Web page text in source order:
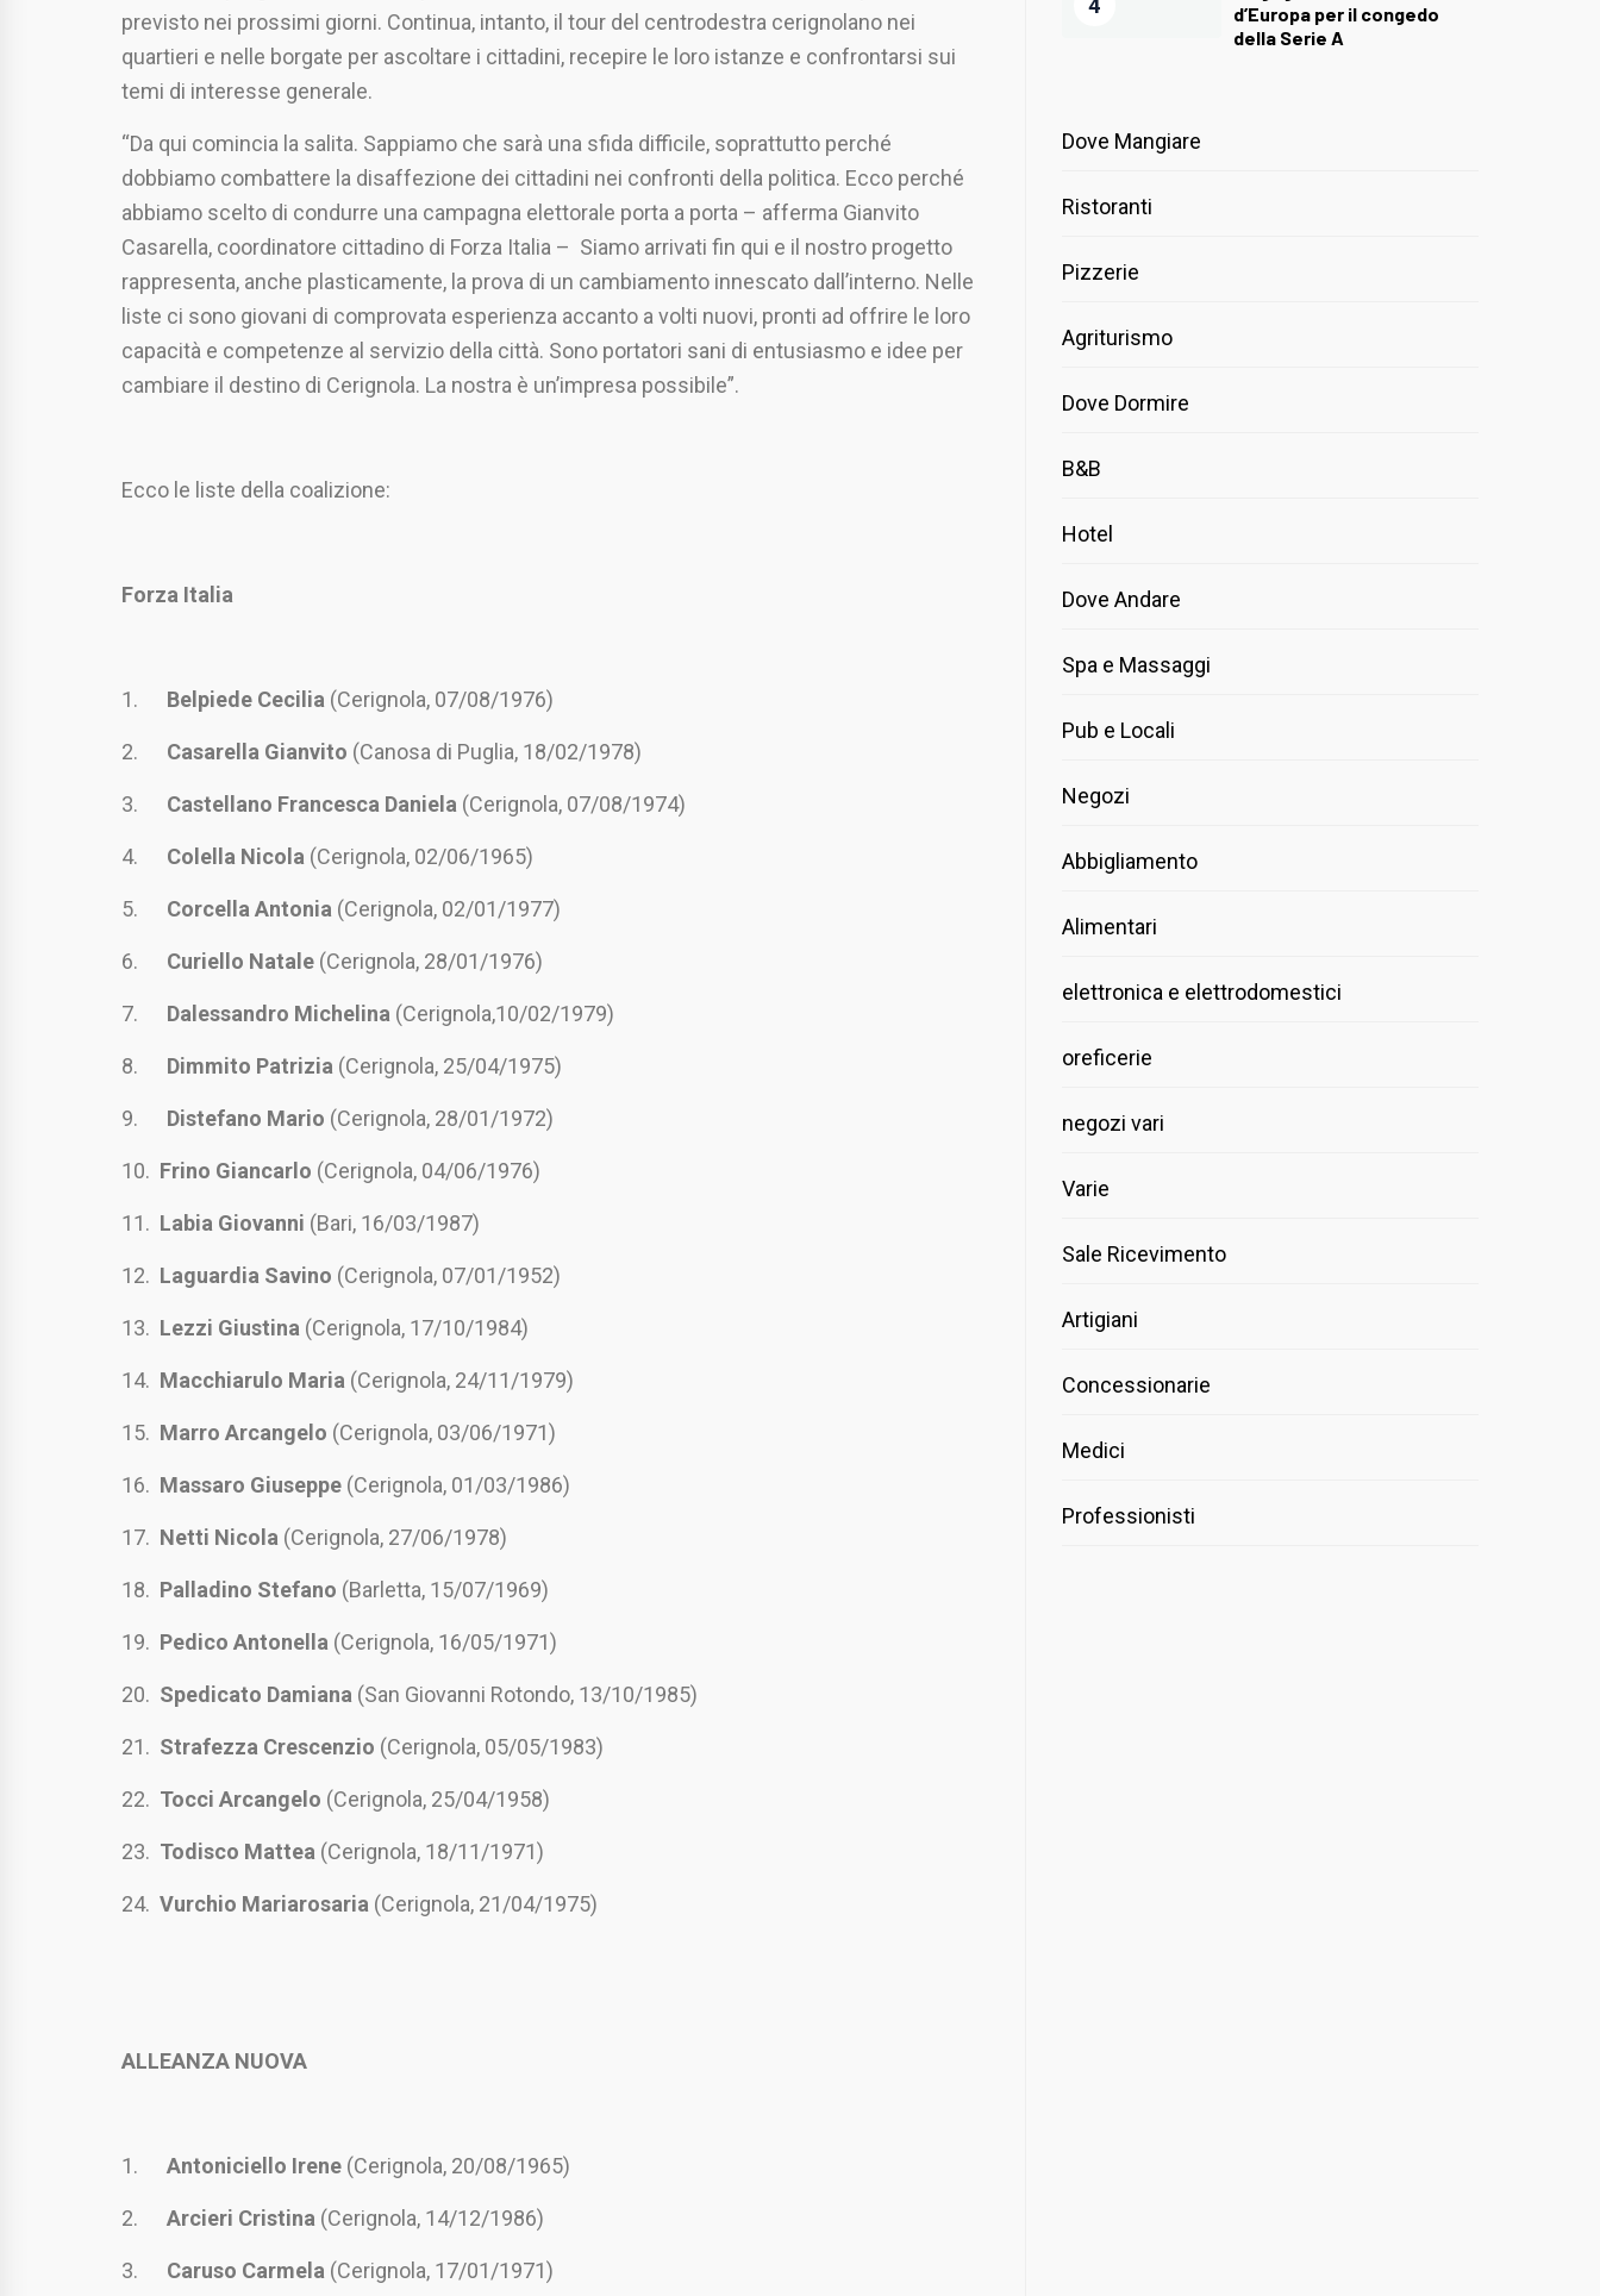
previsto nei prossimi giorni. Continua, intanto, il tour del centrodestra cerignolano nei
quartieri e nelle borgate per ascoltare i cittadini, recepire le loro istanze e confrontarsi sui
temi di interesse generale.
“Da qui comincia la salita. Sappiamo che sarà una sfida difficile, soprattutto perché
dobbiamo combattere la disaffezione dei cittadini nei confronti della politica. Ecco perché
abbiamo scelto di condurre una campagna elettorale porta a porta – afferma Gianvito
Casarella, coordinatore cittadino di Forza Italia – Siamo arrivati fin qui e il nostro progetto
rappresenta, anche plasticamente, la prova di un cambiamento innescato dall’interno. Nelle
liste ci sono giovani di comprovata esperienza accanto a volti nuovi, pronti ad offrire le loro
capacità e competenze al servizio della città. Sono portatori sani di entusiasmo e idee per
cambiare il destino di Cerignola. La nostra è un’impresa possibile”.
Ecco le liste della coalizione:
Forza Italia
1. Belpiede Cecilia (Cerignola, 07/08/1976)
2. Casarella Gianvito (Canosa di Puglia, 18/02/1978)
3. Castellano Francesca Daniela (Cerignola, 07/08/1974)
4. Colella Nicola (Cerignola, 02/06/1965)
5. Corcella Antonia (Cerignola, 02/01/1977)
6. Curiello Natale (Cerignola, 28/01/1976)
7. Dalessandro Michelina (Cerignola,10/02/1979)
8. Dimmito Patrizia (Cerignola, 25/04/1975)
9. Distefano Mario (Cerignola, 28/01/1972)
10. Frino Giancarlo (Cerignola, 04/06/1976)
11. Labia Giovanni (Bari, 16/03/1987)
12. Laguardia Savino (Cerignola, 07/01/1952)
13. Lezzi Giustina (Cerignola, 17/10/1984)
14. Macchiarulo Maria (Cerignola, 24/11/1979)
15. Marro Arcangelo (Cerignola, 03/06/1971)
16. Massaro Giuseppe (Cerignola, 01/03/1986)
17. Netti Nicola (Cerignola, 27/06/1978)
18. Palladino Stefano (Barletta, 15/07/1969)
19. Pedico Antonella (Cerignola, 16/05/1971)
20. Spedicato Damiana (San Giovanni Rotondo, 13/10/1985)
21. Strafezza Crescenzio (Cerignola, 05/05/1983)
22. Tocci Arcangelo (Cerignola, 25/04/1958)
23. Todisco Mattea (Cerignola, 18/11/1971)
24. Vurchio Mariarosaria (Cerignola, 21/04/1975)
ALLEANZA NUOVA
1. Antoniciello Irene (Cerignola, 20/08/1965)
2. Arcieri Cristina (Cerignola, 14/12/1986)
3. Caruso Carmela (Cerignola, 17/01/1971)
d’Europa per il congedo
della Serie A
Dove Mangiare
Ristoranti
Pizzerie
Agriturismo
Dove Dormire
B&B
Hotel
Dove Andare
Spa e Massaggi
Pub e Locali
Negozi
Abbigliamento
Alimentari
elettronica e elettrodomestici
oreficerie
negozi vari
Varie
Sale Ricevimento
Artigiani
Concessionarie
Medici
Professionisti